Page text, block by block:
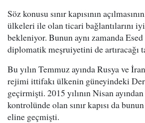
Söz konusu sınır kapısının
ülkeleri ile olan ticari bağlantılarını
bekleniyor. Bunun aynı zamanda
diplomatik meşruiyetini de artıracağı
Bu yılın Temmuz ayında Rusya ve
rejimi ittifakı ülkenin güneyindeki
geçirmişti. 2015 yılının Nisan
kontrolünde olan sınır kapısı da
eline geçmişti.